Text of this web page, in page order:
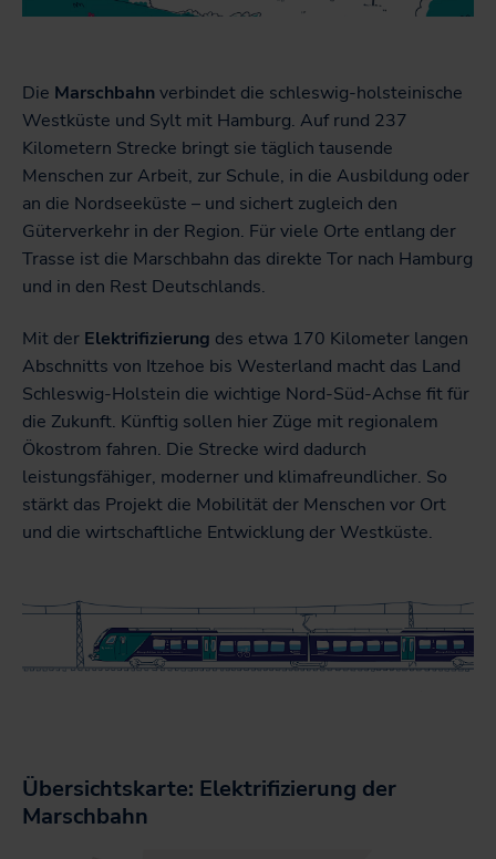
Die Marschbahnverbindet die schleswig-holsteinische
Westküste und Sylt mit Hamburg. Auf rund 237
Kilometern Strecke bringt sie täglich tausende
Menschen zur Arbeit, zur Schule, in die Ausbildung oder
an die Nordseeküste – und sichert zugleich den
Güterverkehr in der Region. Für viele Orte entlang der
Trasse ist die Marschbahn das direkte Tor nach Hamburg
und in den Rest Deutschlands.
Mit der Elektrifizierung des etwa 170 Kilometer langen
Abschnitts von Itzehoe bis Westerland macht das Land
Schleswig-Holstein die wichtige Nord-Süd-Achse fit für
die Zukunft. Künftig sollen hier Züge mit regionalem
Ökostrom fahren. Die Strecke wird dadurch
leistungsfähiger, moderner und klimafreundlicher. So
stärkt das Projekt die Mobilität der Menschen vor Ort
und die wirtschaftliche Entwicklung der Westküste.
Übersichtskarte: Elektrifizierung der
Marschbahn